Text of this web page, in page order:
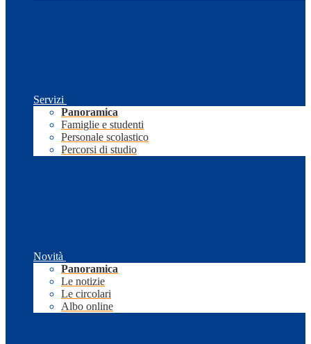
Servizi
Panoramica
Famiglie e studenti
Personale scolastico
Percorsi di studio
Novità
Panoramica
Le notizie
Le circolari
Albo online